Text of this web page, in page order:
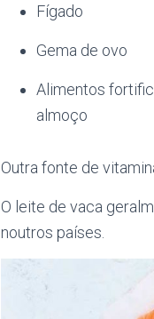
Fígado
Gema de ovo
Alimentos
almoço
Outra fonte de
O leite de vaca
noutros países.